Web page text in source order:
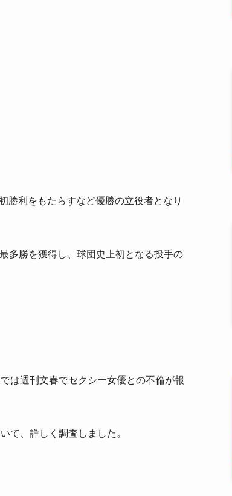
勝利をもたらすなど優勝の立役者となり
多勝を獲得し、球団史上初となる投手の
は週刊文春でセクシー女優との不倫が報
て、詳しく調査しました。